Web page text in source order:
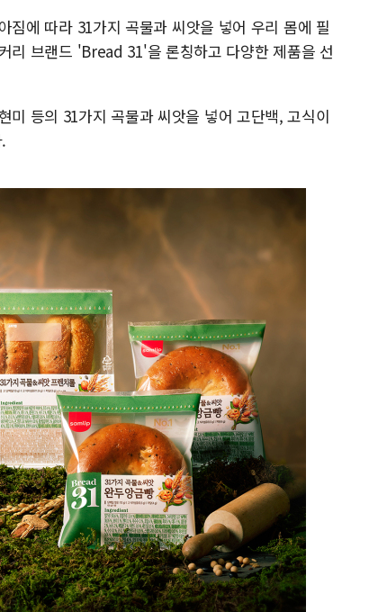
李 "해남 태양광, 대한민국 다음 100년 밑거름…수도권 집
李 대통령, '6시간 마라톤 부동산 2차 회의' 주재… "전폭적
트럼프, 中 겨냥 폴리실리콘 관세 15% 부과…美 태양광주 급
이란와이어 "이란 최고지도자 위독…곧 사망해도 놀랍지 않
에 따라 31가지 곡물과 씨앗을 넣어 우리 몸에 필
리 브랜드 'Bread 31'을 론칭하고 다양한 제품을 선
등의 31가지 곡물과 씨앗을 넣어 고단백, 고식이